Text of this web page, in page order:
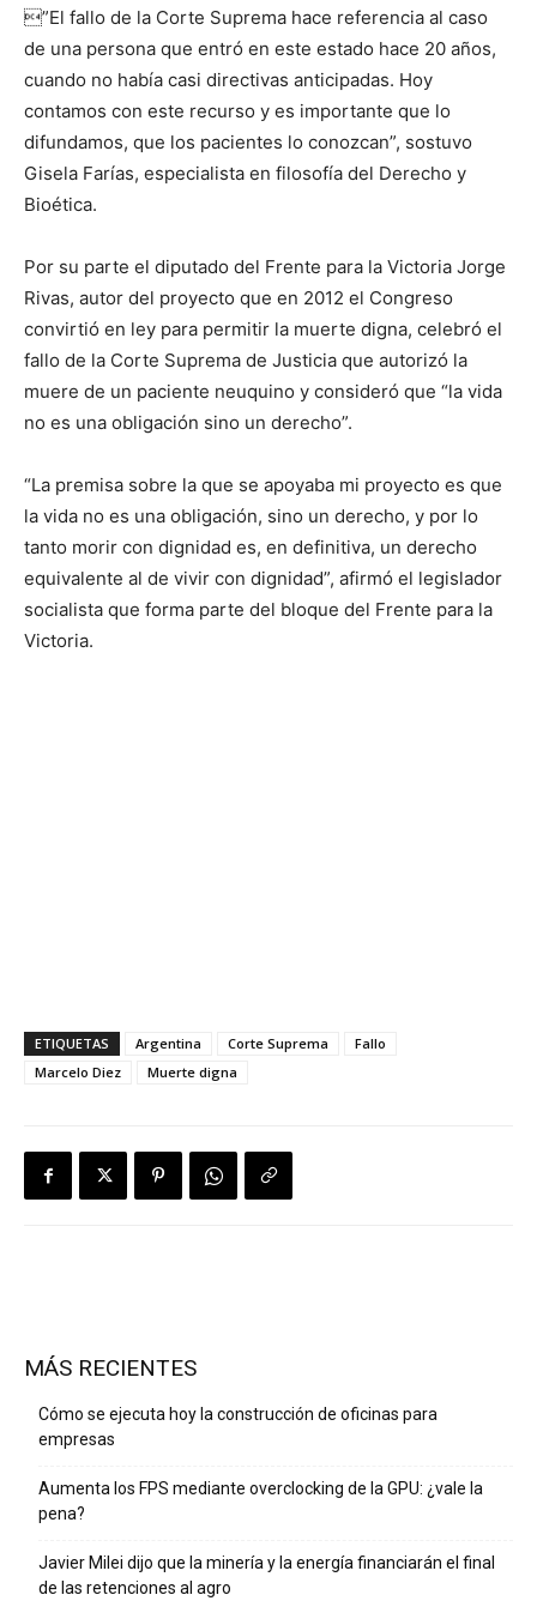
”El fallo de la Corte Suprema hace referencia al caso
de una persona que entró en este estado hace 20 años,
cuando no había casi directivas anticipadas. Hoy
contamos con este recurso y es importante que lo
difundamos, que los pacientes lo conozcan”, sostuvo
Gisela Farías, especialista en filosofía del Derecho y
Bioética.
Por su parte el diputado del Frente para la Victoria Jorge
Rivas, autor del proyecto que en 2012 el Congreso
convirtió en ley para permitir la muerte digna, celebró el
fallo de la Corte Suprema de Justicia que autorizó la
muere de un paciente neuquino y consideró que “la vida
no es una obligación sino un derecho”.
“La premisa sobre la que se apoyaba mi proyecto es que
la vida no es una obligación, sino un derecho, y por lo
tanto morir con dignidad es, en definitiva, un derecho
equivalente al de vivir con dignidad”, afirmó el legislador
socialista que forma parte del bloque del Frente para la
Victoria.
ETIQUETAS Argentina Corte Suprema
Fallo
Marcelo Diez
Muerte digna
MÁS RECIENTES
Cómo se ejecuta hoy la construcción de oficinas para
empresas
Aumenta los FPS mediante overclocking de la GPU: ¿vale la
pena?
Javier Milei dijo que la minería y la energía financiarán el final
de las retenciones al agro